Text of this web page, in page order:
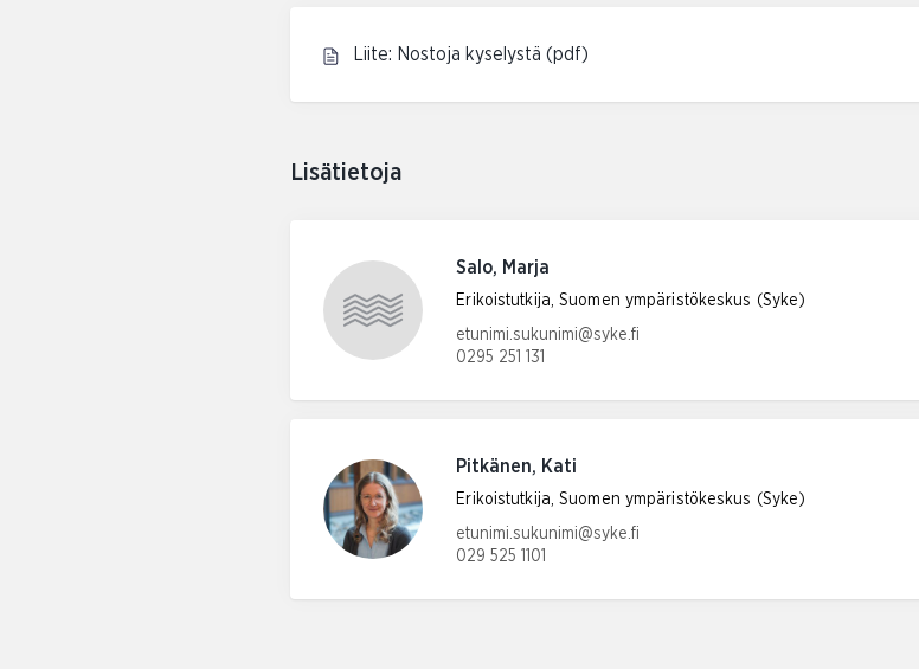
Liite: Nostoja kyselystä (pdf)
Lisätietoja
Salo, Marja
Erikoistutkija, Suomen ympäristökeskus (Syke)
Sähköpostiosoite:
etunimi.sukunimi@syke.fi
Puhelinnumero:
0295 251 131
Pitkänen, Kati
Erikoistutkija, Suomen ympäristökeskus (Syke)
Sähköpostiosoite:
etunimi.sukunimi@syke.fi
Puhelinnumero:
029 525 1101